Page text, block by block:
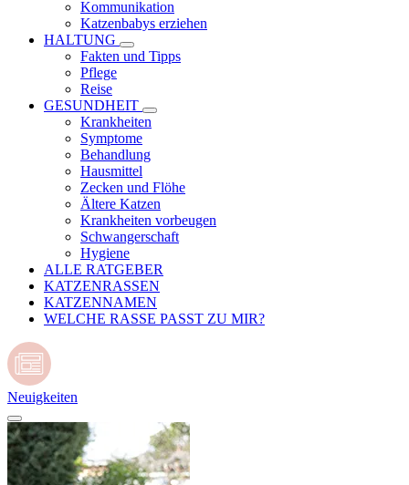
Kommunikation
Katzenbabys erziehen
HALTUNG
Fakten und Tipps
Pflege
Reise
GESUNDHEIT
Krankheiten
Symptome
Behandlung
Hausmittel
Zecken und Flöhe
Ältere Katzen
Krankheiten vorbeugen
Schwangerschaft
Hygiene
ALLE RATGEBER
KATZENRASSEN
KATZENNAMEN
WELCHE RASSE PASST ZU MIR?
Neuigkeiten